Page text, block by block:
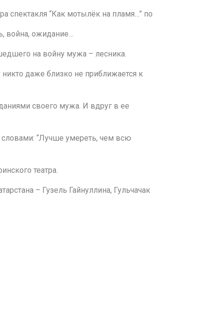
спектакля “Как мотылёк на пламя…” по
война, ожидание…
на войну мужа – лесника.
даже близко не приближается к
своего мужа. И вдруг в ее
словами: “Лучше умереть, чем всю
театра.
– Гузель Гайнуллина, Гульчачак